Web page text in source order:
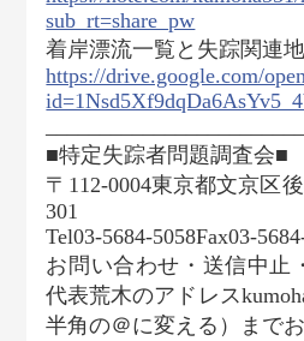
sub_rt=share_pw
着岸漂流一覧と失踪関連
https://drive.google.com/
■特定失踪者問題調査会■
〒112-0004東京都文京区
301
Tel03-5684-5058Fax03-
お問い合わせ・送信中止
代表荒木のアドレス
半角の＠に変える）まで